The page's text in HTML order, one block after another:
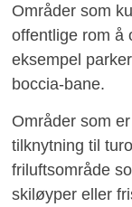
Områder som
offentlige rom å
eksempel
boccia-bane.
Områder som
tilknytning til
friluftsområde
skiløyper eller